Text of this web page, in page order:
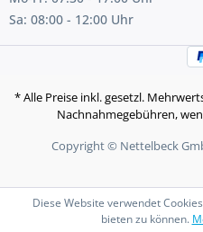
Sa: 08:00 - 12:00 Uhr
* Alle Preise inkl. gesetzl.
Nachnahmegebühren,
Copyright © Nettelbeck
Diese Website verwendet
bieten zu können.